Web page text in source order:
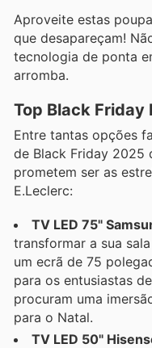
Aproveite estas
que desapareçam!
tecnologia de ponta
arromba.
Top Black Friday
Entre tantas opções
de Black Friday 2025
prometem ser as
E.Leclerc:
TV LED 75"
transformar a sua
um ecrã de 75
para os entusiastas
procuram uma
para o Natal.
TV LED 50"